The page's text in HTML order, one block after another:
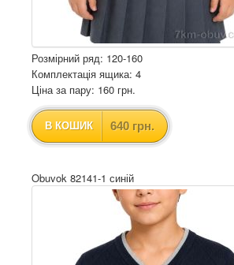
Розмірний ряд: 120-160
Комплектація ящика: 4
Ціна за пару: 160 грн.
В КОШИК 640 грн.
Obuvok 82141-1 синій